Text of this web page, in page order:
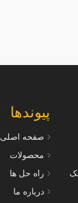
پیوندها
صفحه اصلی
محصولات
راه حل ها
درباره ما